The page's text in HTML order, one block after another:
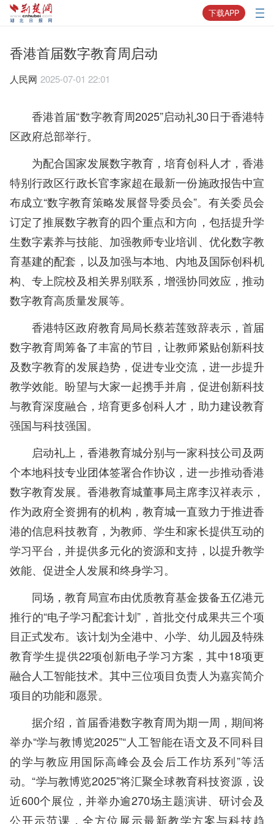
下载APP
香港首届数字教育周启动
人民网 2025-07-01 22:01
香港首届“数字教育周2025”启动礼30日于香港特
区政府总部举行。
为配合国家发展数字教育，培育创科人才，香港
特别行政区行政长官李家超在最新一份施政报告中宣
布成立“数字教育策略发展督导委员会”。有关委员会
订定了推展数字教育的四个重点和方向，包括提升学
生数字素养与技能、加强教师专业培训、优化数字教
育基建的配套，以及加强与本地、内地及国际创科机
构、专上院校及相关界别联系，增强协同效应，推动
数字教育高质量发展等。
香港特区政府教育局局长蔡若莲致辞表示，首届
数字教育周筹备了丰富的节目，让教师紧贴创新科技
及数字教育的发展趋势，促进专业交流，进一步提升
教学效能。盼望与大家一起携手并肩，促进创新科技
与教育深度融合，培育更多创科人才，助力建设教育
强国与科技强国。
启动礼上，香港教育城分别与一家科技公司及两
个本地科技专业团体签署合作协议，进一步推动香港
数字教育发展。香港教育城董事局主席李汉祥表示，
作为政府全资拥有的机构，教育城一直致力于推进香
港的信息科技教育，为教师、学生和家长提供互动的
学习平台，并提供多元化的资源和支持，以提升教学
效能、促进全人发展和终身学习。
同场，教育局宣布由优质教育基金拨备五亿港元
推行的“电子学习配套计划”，首批交付成果共三个项
目正式发布。该计划为全港中、小学、幼儿园及特殊
教育学生提供22项创新电子学习方案，其中18项更
融合人工智能技术。其中三位项目负责人为嘉宾简介
项目的功能和愿景。
据介绍，首届香港数字教育周为期一周，期间将
举办“学与教博览2025”“人工智能在语文及不同科目
的学与教应用国际高峰会及会后工作坊系列”等活
动。“学与教博览2025”将汇聚全球教育科技资源，设
近600个展位，并举办逾270场主题演讲、研讨会及
公开示范课，全方位展示最新教学方案与科技趋